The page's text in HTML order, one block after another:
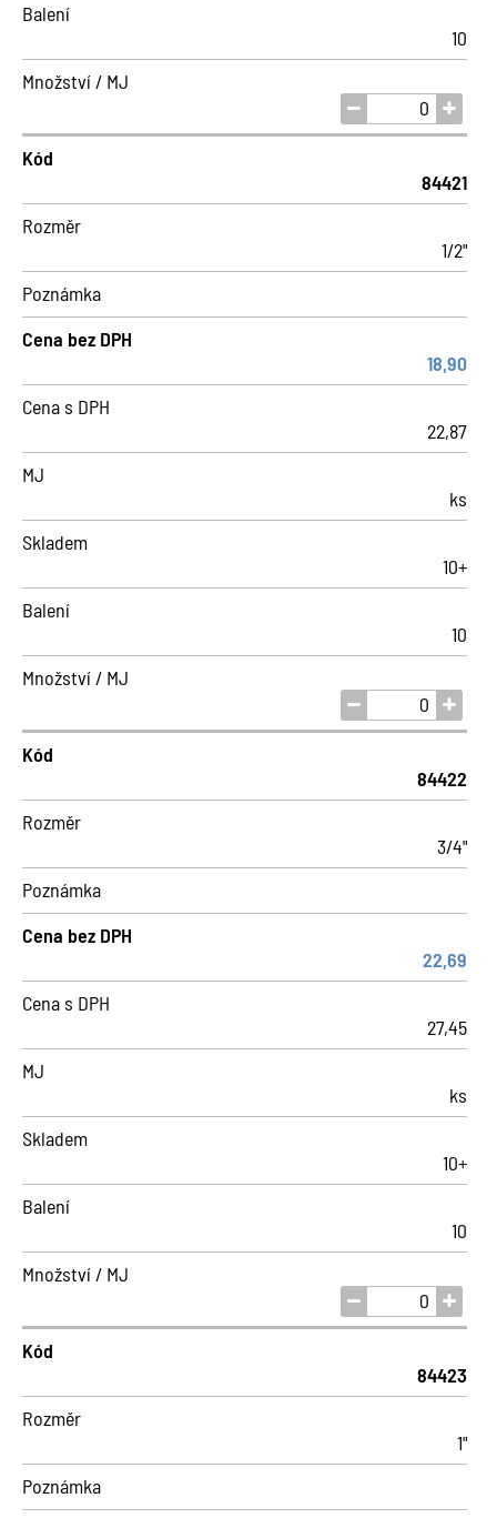
Balení
10
Množství / MJ
Kód
84421
Rozměr
1/2"
Poznámka
Cena bez DPH
18,90
Cena s DPH
22,87
MJ
ks
Skladem
10+
Balení
10
Množství / MJ
Kód
84422
Rozměr
3/4"
Poznámka
Cena bez DPH
22,69
Cena s DPH
27,45
MJ
ks
Skladem
10+
Balení
10
Množství / MJ
Kód
84423
Rozměr
1"
Poznámka